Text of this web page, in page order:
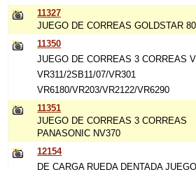
11327
JUEGO DE CORREAS GOLDSTAR
11350
JUEGO DE CORREAS 3 CORREAS
VR311/2SB11/07/VR301
VR6180/VR203/VR2122/VR6290
11351
JUEGO DE CORREAS 3 CORREAS
PANASONIC NV370
12154
DE CARGA RUEDA DENTADA